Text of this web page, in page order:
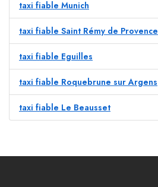
taxi fiable Munich
taxi fiable Saint Rémy de Provence
taxi fiable Eguilles
taxi fiable Roquebrune sur Argens
taxi fiable Le Beausset